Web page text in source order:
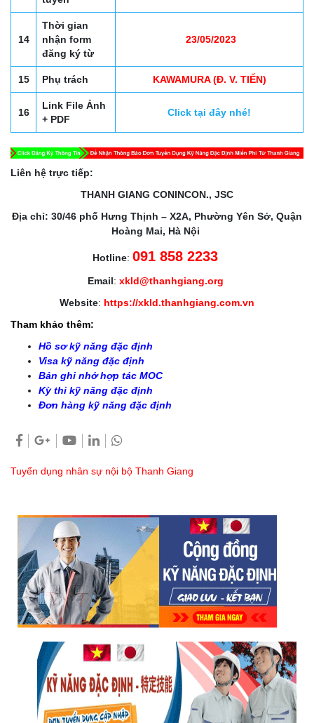
14
Thời gian
nhận form
đăng ký từ
23/05/2023
15 Phụ trách KAWAMURA (Đ. V. TIẾN)
16
Link File Ảnh
+ PDF
Click tại đây nhé!
Liên hệ trực tiếp:
THANH GIANG CONINCON., JSC
Địa chỉ: 30/46 phố Hưng Thịnh – X2A, Phường Yên Sở, Quận
Hoàng Mai, Hà Nội
Hotline: 091 858 2233
Email: xkld@thanhgiang.org
Website: https://xkld.thanhgiang.com.vn
Tham khảo thêm:
Hồ sơ kỹ năng đặc định
Visa kỹ năng đặc định
Bản ghi nhớ hợp tác MOC
Kỳ thi kỹ năng đặc định
Đơn hàng kỹ năng đặc định
Tuyển dụng nhân sự nội bộ Thanh Giang